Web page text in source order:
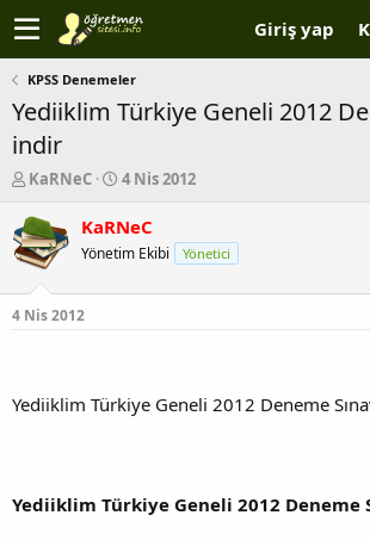
Giriş yap
KPSS Denemeler
Yediiklim Türkiye Geneli 2012
indir
K
n
b
u
u
b
a
KaRNeC
B
ş
a
r
4 Nis 2012
KaRNeC
Yönetim Ekibi Yönetici
4 Nis 2012
Yediiklim Türkiye Geneli 2012 Deneme
Yediiklim Türkiye Geneli 2012 Deneme